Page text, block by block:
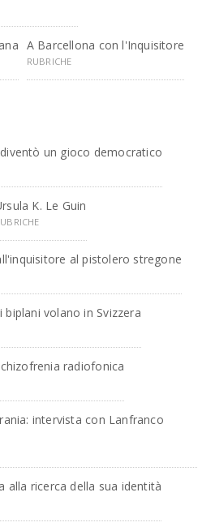
A Barcellona con l'Inquisitore
RUBRICHE
un gioco democratico
K. Le Guin
al pistolero stregone
volano in Svizzera
radiofonica
intervista con Lanfranco
alla ricerca della sua identità